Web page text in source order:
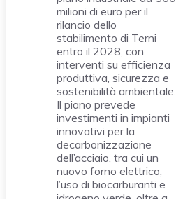
milioni di euro per il
rilancio dello
stabilimento di Terni
entro il 2028, con
interventi su efficienza
produttiva, sicurezza e
sostenibilità ambientale.
Il piano prevede
investimenti in impianti
innovativi per la
decarbonizzazione
dell’acciaio, tra cui un
nuovo forno elettrico,
l’uso di biocarburanti e